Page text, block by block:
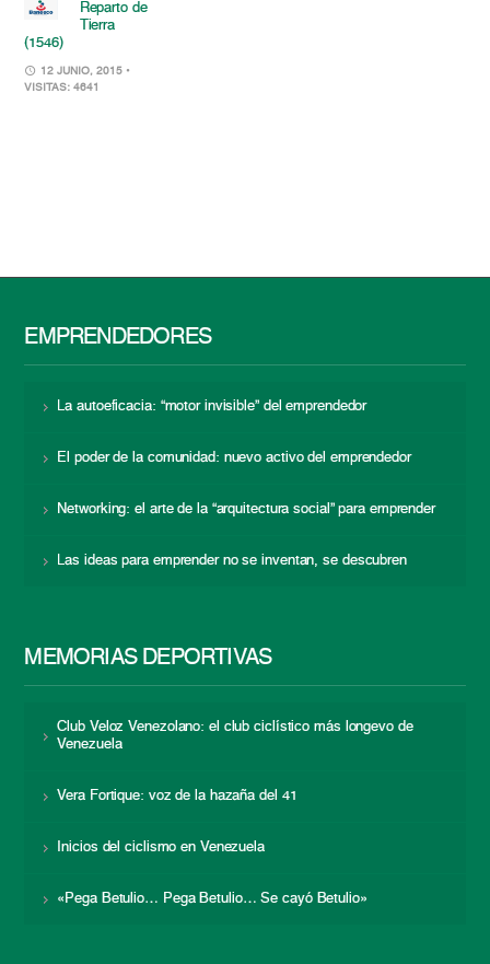
Reparto de
Tierra
(1546)
12 JUNIO, 2015 •
VISITAS: 4641
EMPRENDEDORES
La autoeficacia: “motor invisible” del emprendedor
El poder de la comunidad: nuevo activo del emprendedor
Networking: el arte de la “arquitectura social” para emprender
Las ideas para emprender no se inventan, se descubren
MEMORIAS DEPORTIVAS
Club Veloz Venezolano: el club ciclístico más longevo de
Venezuela
Vera Fortique: voz de la hazaña del 41
Inicios del ciclismo en Venezuela
«Pega Betulio… Pega Betulio… Se cayó Betulio»